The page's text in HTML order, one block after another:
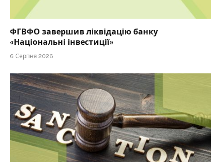
ФГВФО завершив ліквідацію банку
«Національні інвестиції»
6 Серпня 2026